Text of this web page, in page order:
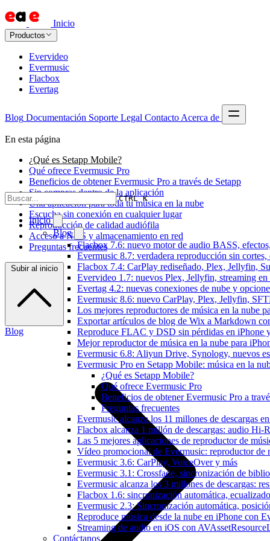
Inicio
Productos
Evervideo
Evermusic
Flacbox
Evertag
Blog Documentación Soporte Legal Contacto Acerca de
CTRL K
Inicio
Blog
Flacbox 7.6: nuevo motor de audio BASS,
Evermusic 8.7: verdadera reproducción sin
Flacbox 7.4: CarPlay rediseñado, Plex, Jellyfin,
Evervideo 1.7: nuevos Plex, Jellyfin, streaming
Evertag 4.2: nuevas conexiones de nube y
Evermusic 8.6: nuevo CarPlay, Plex, Jellyfin,
Los mejores reproductores de música en la nube
Exportar artículos de blog de Wix a Markdown
Reproduce FLAC y DSD sin pérdidas en iPhone
Mejor reproductor de música en la nube para
Evermusic 6.8: Aliyun Drive, Synology, nuevos
Evermusic Pro en Setapp Mobile: música en la
¿Qué es Setapp Mobile?
Qué ofrece Evermusic Pro
Beneficios de obtener Evermusic Pro a
Preguntas frecuentes
Evermusic alcanza los 11 millones de descargas
Flacbox alcanza 1 millón de descargas: audio Hi-
Las 5 mejores aplicaciones de reproductor de
Vídeo promocional de Evermusic: reproductor de
Evermusic 3.6: CarPlay, VoiceOver y más
Evermusic 3.1: Crossfade, sincronización de
Evermusic alcanza los 3 millones de descargas:
Flacbox 1.6: sincronización automática,
Evermusic 2.3: Sincronización automática,
Reproduce música desde la nube en iPhone con
Streaming de audio en iOS con
Contáctanos
En esta página
¿Qué es Setapp Mobile?
Qué ofrece Evermusic Pro
Beneficios de obtener Evermusic Pro a través de Setapp
Sin compras dentro de la aplicación
Una aplicación para toda tu música en la nube
Escucha sin conexión en cualquier lugar
Reproducción de calidad audiófila
Acceso a NAS y almacenamiento en red
Preguntas frecuentes
Subir al inicio
Blog